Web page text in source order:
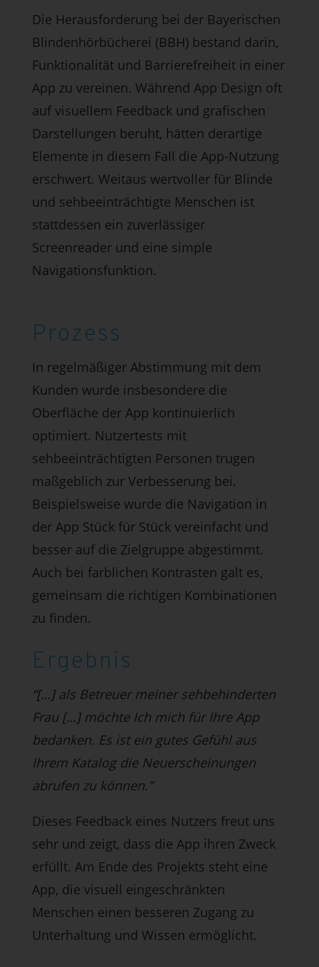
Die Herausforderung bei der Bayerischen
Blindenhörbücherei (BBH) bestand darin,
Funktionalität und Barrierefreiheit in einer
App zu vereinen. Während App Design oft
auf visuellem Feedback und grafischen
Darstellungen beruht, hätten derartige
Elemente in diesem Fall die App-Nutzung
erschwert. Weitaus wertvoller für Blinde
und sehbeeinträchtigte Menschen ist
stattdessen ein zuverlässiger
Screenreader und eine simple
Navigationsfunktion.
Prozess
In regelmäßiger Abstimmung mit dem
Kunden wurde insbesondere die
Oberfläche der App kontinuierlich
optimiert. Nutzertests mit
sehbeeinträchtigten Personen trugen
maßgeblich zur Verbesserung bei.
Beispielsweise wurde die Navigation in
der App Stück für Stück vereinfacht und
besser auf die Zielgruppe abgestimmt.
Auch bei farblichen Kontrasten galt es,
gemeinsam die richtigen Kombinationen
zu finden.
Ergebnis
“[…] als Betreuer meiner sehbehinderten
Frau […] möchte Ich mich für Ihre App
bedanken. Es ist ein gutes Gefühl aus
Ihrem Katalog die Neuerscheinungen
abrufen zu können.”
Dieses Feedback eines Nutzers freut uns
sehr und zeigt, dass die App ihren Zweck
erfüllt. Am Ende des Projekts steht eine
App, die visuell eingeschränkten
Menschen einen besseren Zugang zu
Unterhaltung und Wissen ermöglicht.